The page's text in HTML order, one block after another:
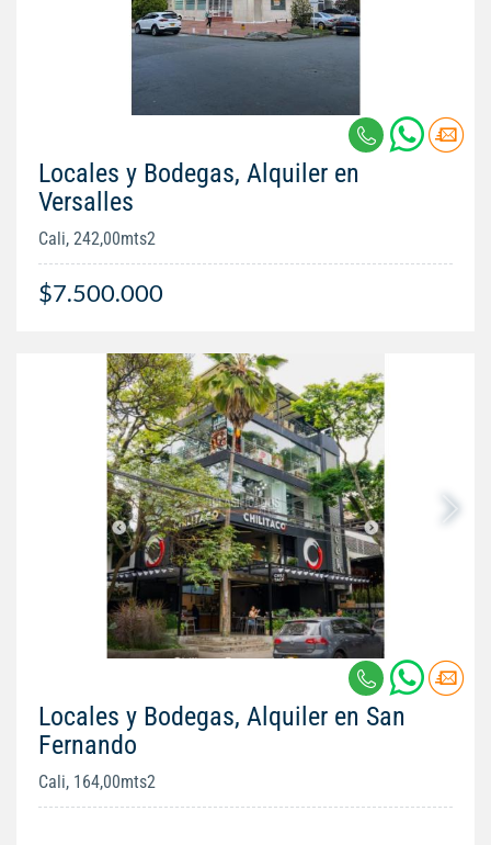
Locales y Bodegas, Alquiler en
Versalles
Cali, 242,00mts2
$7.500.000
Locales y Bodegas, Alquiler en San
Fernando
Cali, 164,00mts2